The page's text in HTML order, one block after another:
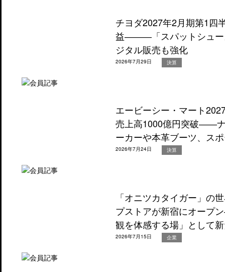
チヨダ2027年2月期第1四
益―――「スパットシュー
ジタル販売も強化
2026年7月29日 決算
エービーシー・マート
売上高1000億円突破――
ーカーや本革ブーツ、ス
2026年7月24日 決算
「オニツカタイガー」の
プストアが新宿にオープ
観を体感する場」として
2026年7月15日 企業